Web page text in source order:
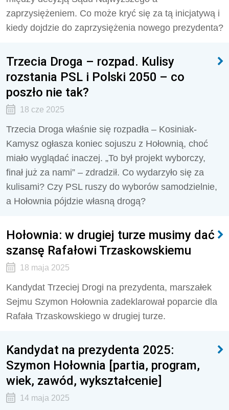
zaprzysiężeniem. Co może kryć się za tą inicjatywą i
kiedy dojdzie do zaprzysiężenia nowego prezydenta?
Trzecia Droga – rozpad. Kulisy
rozstania PSL i Polski 2050 – co
poszło nie tak?
18 cze 2025
Trzecia Droga właśnie się rozpadła – Kosiniak-
Kamysz ogłasza koniec sojuszu z Hołownią, choć
miało wyglądać inaczej. „To był projekt wyborczy,
finał już za nami” – zdradził. Co wydarzyło się za
kulisami? Czy PSL ruszy do wyborów samodzielnie,
a Hołownia pójdzie własną drogą?
Hołownia: w drugiej turze musimy dać
szansę Rafałowi Trzaskowskiemu
18 maja 2025
Kandydat Trzeciej Drogi na prezydenta, marszałek
Sejmu Szymon Hołownia zadeklarował poparcie dla
Rafała Trzaskowskiego w drugiej turze.
Kandydat na prezydenta 2025:
Szymon Hołownia [partia, program,
wiek, zawód, wykształcenie]
14 maja 2025